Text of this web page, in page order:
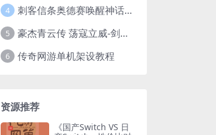
4 刺客信条奥德赛唤醒神话谜题答案 斯芬克斯主线攻略
5 豪杰青云传 荡寇立威-剑舞红尘-英雄志楼(解压即玩)
6 传奇网游单机架设教程
资源推荐
《国产Switch VS 日